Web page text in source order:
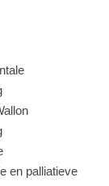
en palliatieve